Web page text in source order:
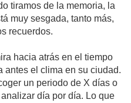
tiramos de la memoria, la
muy sesgada, tanto más,
recuerdos.
hacia atrás en el tiempo
antes el clima en su ciudad.
un periodo de X días o
día por día. Lo que